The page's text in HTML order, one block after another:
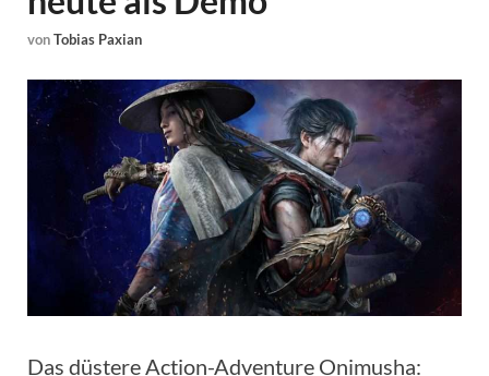
vonTobias Paxian
Das düstere Action-Adventure Onimusha: